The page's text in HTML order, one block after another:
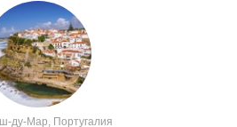
ду-Мар, Португалия